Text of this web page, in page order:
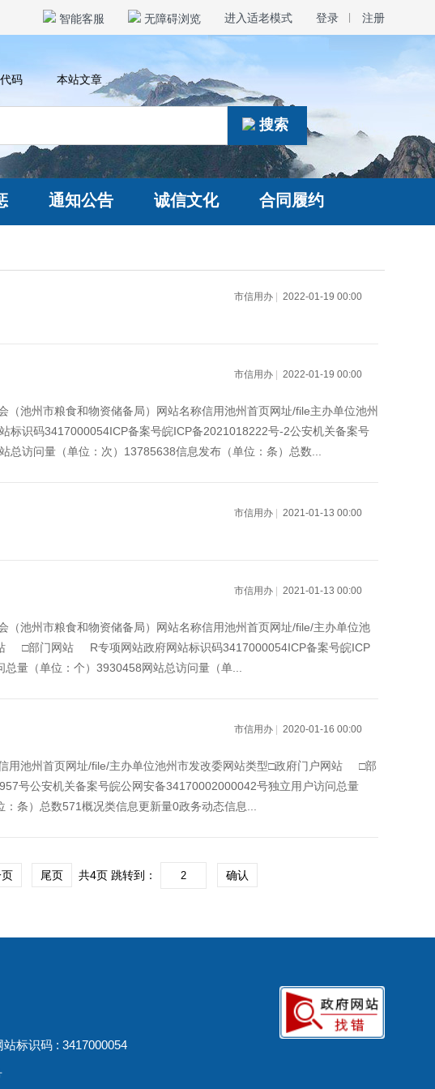
智能客服 无障碍浏览 进入适老模式 登录 注册
码 本站文章
搜索
通知公告 诚信文化 合同履约
市信用办 2022-01-19 00:00
市信用办 2022-01-19 00:00
池州市粮食和物资储备局）网站名称信用池州首页网址/file主办单位池州
标识码3417000054ICP备案号皖ICP备2021018222号-2公安机关备案号
访问量（单位：次）13785638信息发布（单位：条）总数...
市信用办 2021-01-13 00:00
市信用办 2021-01-13 00:00
池州市粮食和物资储备局）网站名称信用池州首页网址/file/主办单位池
□部门网站 R专项网站政府网站标识码3417000054ICP备案号皖ICP
量（单位：个）3930458网站总访问量（单...
市信用办 2020-01-16 00:00
用池州首页网址/file/主办单位池州市发改委网站类型□政府门户网站 □部
号公安机关备案号皖公网安备34170002000042号独立用户访问总量
条）总数571概况类信息更新量0政务动态信息...
尾页 共4页 跳转到： 确认
识码 : 3417000054